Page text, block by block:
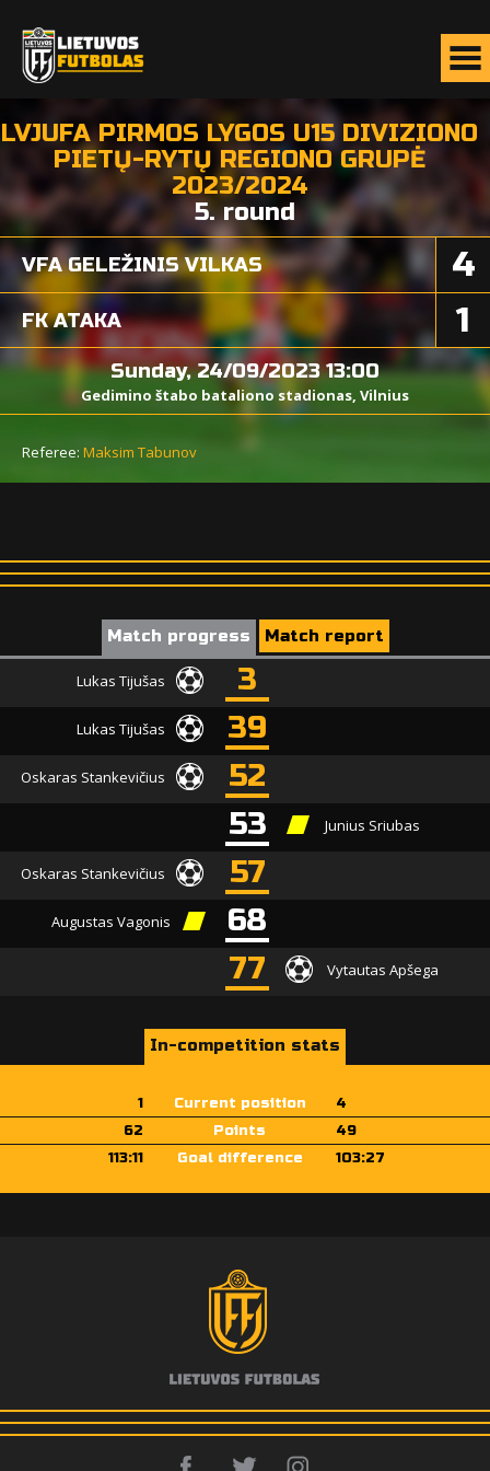
LVJUFA PIRMOS LYGOS U15 DIVIZIONO
PIETŲ-RYTŲ REGIONO GRUPĖ
2023/2024
5. round
4
VFA GELEŽINIS VILKAS
FK ATAKA 1
Sunday, 24/09/2023 13:00
Gedimino štabo bataliono stadionas, Vilnius
Referee: Maksim Tabunov
Match progress Match report
Lukas Tijušas 3
Lukas Tijušas 39
Oskaras Stankevičius
52
53
Junius Sriubas
Oskaras Stankevičius 57
Augustas Vagonis
68
77
Vytautas Apšega
In-competition stats
1 Current position
4
62
Points
49
113:11
Goal difference 103:27